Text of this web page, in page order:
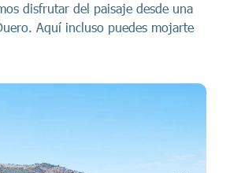
disfrutar del paisaje desde una
Aquí incluso puedes mojarte